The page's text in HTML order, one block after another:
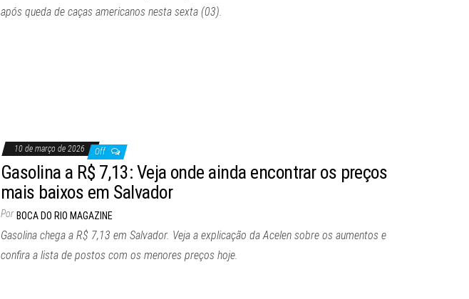
após queda de caças americanos nesta sexta (03).
10 de março de 2026 Off
Gasolina a R$ 7,13: Veja onde ainda encontrar os preços
mais baixos em Salvador
Por BOCA DO RIO MAGAZINE
Gasolina chega a R$ 7,13 em Salvador. Veja a explicação da Acelen sobre os aumentos e
confira a lista de postos com os menores preços hoje.